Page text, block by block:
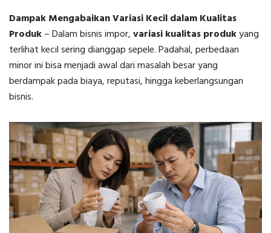
Dampak Mengabaikan Variasi Kecil dalam Kualitas
Produk–Dalam bisnis impor,variasi kualitas produkyang
terlihat kecil sering dianggap sepele. Padahal, perbedaan
minor ini bisa menjadi awal dari masalah besar yang
berdampak pada biaya, reputasi, hingga keberlangsungan
bisnis.